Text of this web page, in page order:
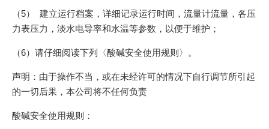
（5） 建立运行档案，详细记录运行时间，流量计流量，各压
力表压力，淡水电导率和水温等参数，以便于维护；
（6）请仔细阅读下列〈酸碱安全使用规则〉。
声明：由于操作不当，或在未经许可的情况下自行调节所引起
的一切后果，本公司将不任何负责
酸碱安全使用规则：